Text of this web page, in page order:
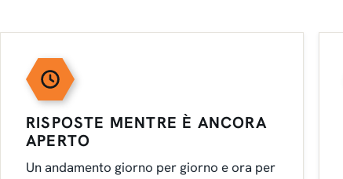
RISPOSTE MENTRE È ANCORA
APERTO
Un andamento giorno per giorno e ora per